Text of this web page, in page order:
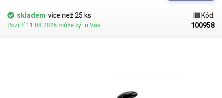
a hobby použití.V naší nabídce naleznete ekvivalentní svářečky v
celokovovém provedení, které jsou určené pro větší zátěž a průmysl.
skladem více než 25 ks
Pozítří 11.08.2026 může být u Vás
Kód:
100958